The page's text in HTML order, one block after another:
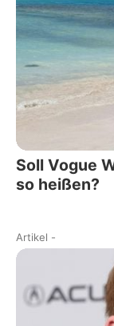
Soll Vogue
so heißen?
Artikel -